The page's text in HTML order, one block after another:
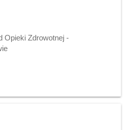
Opieki Zdrowotnej -